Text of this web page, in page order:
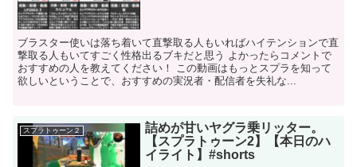
ブラスター使いは落ち着いて直撃取る人もいればハイテンションで直
撃取る人もいてすごく性格出るブキだと思う よかったらコメントで
おすすめの人を教えてください！ この動画はもっとスプラを知って
欲しいということで、おすすめの実況者・配信者を失礼な...
スプラトゥーン２
詰めが甘いヤグラ乗リッター。
【スプラトゥーン2】【本日のハ
イライト】#shorts